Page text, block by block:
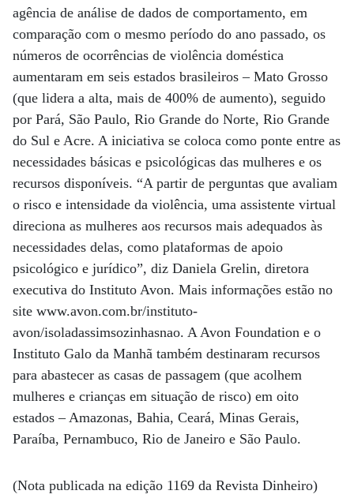
agência de análise de dados de comportamento, em
comparação com o mesmo período do ano passado, os
números de ocorrências de violência doméstica
aumentaram em seis estados brasileiros – Mato Grosso
(que lidera a alta, mais de 400% de aumento), seguido
por Pará, São Paulo, Rio Grande do Norte, Rio Grande
do Sul e Acre. A iniciativa se coloca como ponte entre as
necessidades básicas e psicológicas das mulheres e os
recursos disponíveis. “A partir de perguntas que avaliam
o risco e intensidade da violência, uma assistente virtual
direciona as mulheres aos recursos mais adequados às
necessidades delas, como plataformas de apoio
psicológico e jurídico”, diz Daniela Grelin, diretora
executiva do Instituto Avon. Mais informações estão no
site www.avon.com.br/instituto-
avon/isoladassimsozinhasnao. A Avon Foundation e o
Instituto Galo da Manhã também destinaram recursos
para abastecer as casas de passagem (que acolhem
mulheres e crianças em situação de risco) em oito
estados – Amazonas, Bahia, Ceará, Minas Gerais,
Paraíba, Pernambuco, Rio de Janeiro e São Paulo.
(Nota publicada na edição 1169 da Revista Dinheiro)